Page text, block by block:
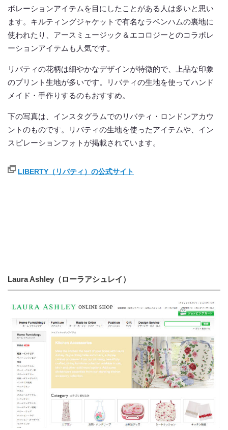
ボレーションアイテムを目にしたことがある人は多いと思い
ます。キルティングジャケットで有名なラベンハムの裏地に
使われたり、アースミュージック＆エコロジーとのコラボレ
ーションアイテムも人気です。
リバティの花柄は細やかなデザインが特徴的で、上品な印象
のプリント生地が多いです。リバティの生地を使ってハンド
メイド・手作りするのもおすすめ。
下の写真は、インスタグラムでのリバティ・ロンドンアカウ
ントのものです。リバティの生地を使ったアイテムや、イン
スピレーションフォトが掲載されています。
LIBERTY（リバティ）の公式サイト
Laura Ashley（ローラアシュレイ）